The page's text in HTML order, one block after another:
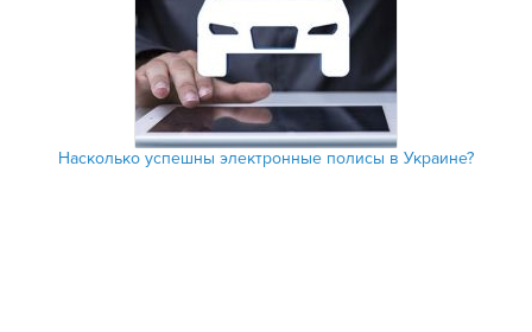
Насколько успешны электронные полисы в Украине?